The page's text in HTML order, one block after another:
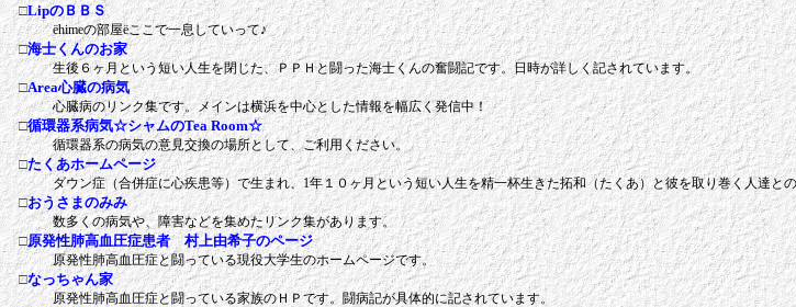
□LipのＢＢＳ
ёhimeの部屋ёここで一息していって♪
□海士くんのお家
生後６ヶ月という短い人生を閉じた、ＰＰＨと闘った海士くんの奮闘記です。日時が詳しく記されています。
□Area心臓の病気
心臓病のリンク集です。メインは横浜を中心とした情報を幅広く発信中！
□循環器系病気☆シャムのTea Room☆
循環器系の病気の意見交換の場所として、ご利用ください。
□たくあホームページ
ダウン症（合併症に心疾患等）で生まれ、1年１０ヶ月という短い人生を精一杯生きた拓和（たくあ）と彼を取り巻く人達と
□おうさまのみみ
数多くの病気や、障害などを集めたリンク集があります。
□原発性肺高血圧症患者 村上由希子のページ
原発性肺高血圧症と闘っている現役大学生のホームページです。
□なっちゃん家
原発性肺高血圧症と闘っている家族のＨＰです。闘病記が具体的に記されています。